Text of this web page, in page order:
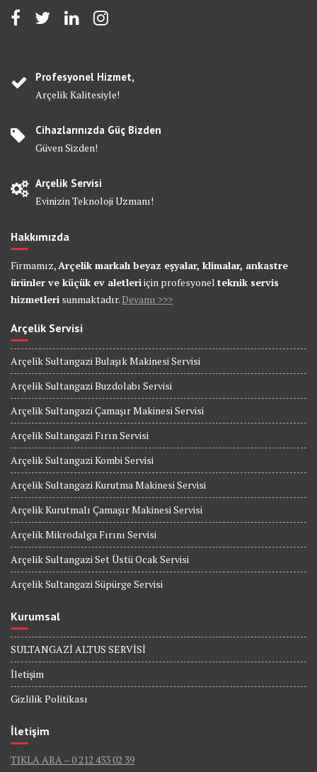
Profesyonel Hizmet,
Arçelik Kalitesiyle!
Cihazlarınızda Güç Bizden
Güven Sizden!
Arçelik Servisi
Evinizin Teknoloji Uzmanı!
Hakkımızda
Firmamız, Arçelik markalı beyaz eşyalar, klimalar, ankastre
ürünler ve küçük ev aletleriiçin profesyonel teknik servis
hizmetleri sunmaktadır. Devamı >>>
Arçelik Servisi
Arçelik Sultangazi Bulaşık Makinesi Servisi
Arçelik Sultangazi Buzdolabı Servisi
Arçelik Sultangazi Çamaşır Makinesi Servisi
Arçelik Sultangazi Fırın Servisi
Arçelik Sultangazi Kombi Servisi
Arçelik Sultangazi Kurutma Makinesi Servisi
Arçelik Kurutmalı Çamaşır Makinesi Servisi
Arçelik Mikrodalga Fırını Servisi
Arçelik Sultangazi Set Üstü Ocak Servisi
Arçelik Sultangazi Süpürge Servisi
Kurumsal
SULTANGAZİ ALTUS SERVİSİ
İletişim
Gizlilik Politikası
İletişim
TIKLA ARA – 0 212 433 02 39